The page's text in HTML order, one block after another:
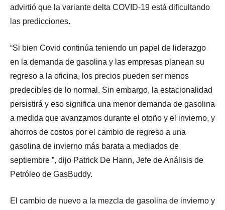
advirtió que la variante delta COVID-19 está dificultando
las predicciones.
“Si bien Covid continúa teniendo un papel de liderazgo
en la demanda de gasolina y las empresas planean su
regreso a la oficina, los precios pueden ser menos
predecibles de lo normal. Sin embargo, la estacionalidad
persistirá y eso significa una menor demanda de gasolina
a medida que avanzamos durante el otoño y el invierno, y
ahorros de costos por el cambio de regreso a una
gasolina de invierno más barata a mediados de
septiembre ”, dijo Patrick De Hann, Jefe de Análisis de
Petróleo de GasBuddy.
El cambio de nuevo a la mezcla de gasolina de invierno y